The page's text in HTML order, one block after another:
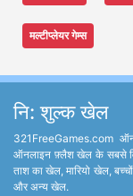
मल्टीप्लेयर गेम्स
नि: शुल्क खेल
321FreeGames.com
ऑनलाइन फ़्लैश खेल के सबसे
ताश का खेल, मारियो खेल,
और अन्य खेल.